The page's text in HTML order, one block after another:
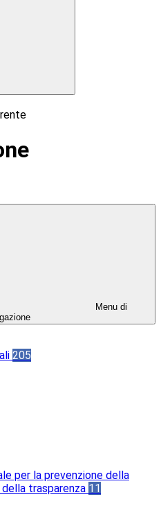
Menu di
205
per la prevenzione della
trasparenza 11